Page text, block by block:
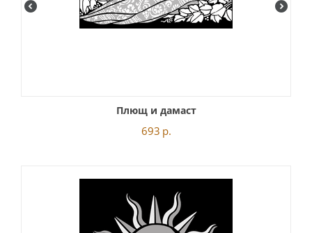
Плющ и дамаст
693 р.